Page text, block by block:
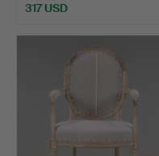
317 USD